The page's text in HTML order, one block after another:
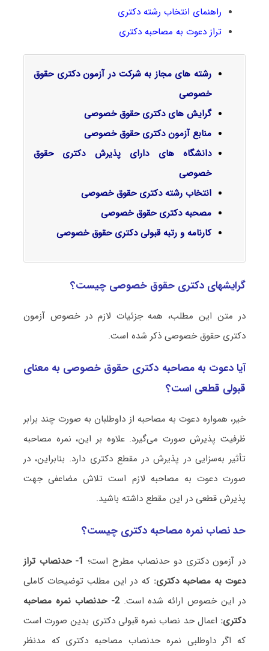
راهنمای انتخاب رشته دکتری
تراز دعوت به مصاحبه دکتری
رشته های مجاز به شرکت در آزمون دکتری حقوق
خصوصی
گرایش‌ های دکتری حقوق خصوصی
منابع آزمون دکتری حقوق خصوصی
دانشگاه های دارای پذیرش دکتری حقوق
خصوصی
انتخاب رشته دکتری حقوق خصوصی
مصحبه دکتری حقوق خصوصی
کارنامه و رتبه قبولی دکتری حقوق خصوصی
گرایشهای دکتری حقوق خصوصی چیست؟
در متن این مطلب، همه جزئیات لازم در خصوص آزمون
دکتری حقوق خصوصی ذکر شده است.
آیا دعوت به مصاحبه دکتری حقوق خصوصی به معنای
قبولی قطعی است؟
خیر، همواره دعوت به مصاحبه از داوطلبان به صورت چند برابر
ظرفیت پذیرش صورت می‌گیرد. علاوه بر این، نمره مصاحبه
تأثیر به‌سزایی در پذیرش در مقطع دکتری دارد. بنابراین، در
صورت دعوت به مصاحبه لازم است تلاش مضاعفی جهت
پذیرش قطعی در این مقطع داشته باشید.
حد نصاب نمره مصاحبه دکتری چیست؟
در آزمون دکتری دو حدنصاب مطرح است؛
1- حدنصاب تراز
دعوت به مصاحبه دکتری: که در این مطلب توضیحات کاملی
در این خصوص ارائه شده است. 2- حدنصاب نمره مصاحبه
دکتری: اعمال حد نصاب نمره قبولی دکتری بدین صورت است
که اگر داوطلبی نمره حدنصاب مصاحبه دکتری که مدنظر